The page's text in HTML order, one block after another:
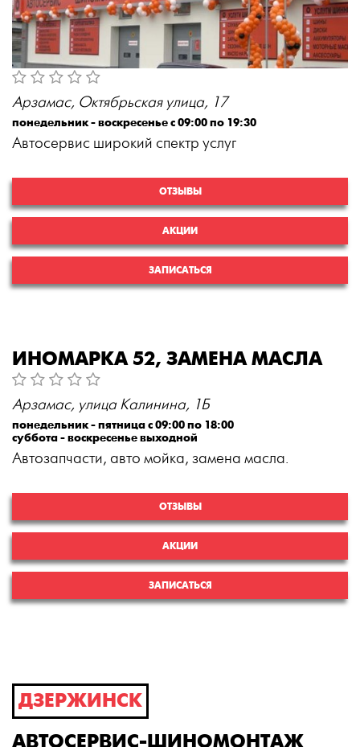
Арзамас, Октябрьская улица, 17
понедельник - воскресенье с 09:00 по 19:30
Автосервис широкий спектр услуг
ОТЗЫВЫ
АКЦИИ
ЗАПИСАТЬСЯ
ИНОМАРКА 52, ЗАМЕНА МАСЛА
Арзамас, улица Калинина, 1Б
понедельник - пятница с 09:00 по 18:00
суббота - воскресенье выходной
Автозапчасти, авто мойка, замена масла.
ОТЗЫВЫ
АКЦИИ
ЗАПИСАТЬСЯ
ДЗЕРЖИНСК
АВТОСЕРВИС-ШИНОМОНТАЖ